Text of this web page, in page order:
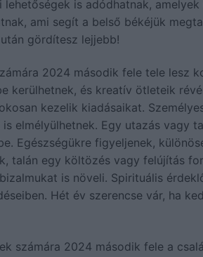
is adódhatnak,
ami segít a belső békéjük
gördítesz lejjebb!
2024 második fele tele lesz
kerülhetnek, és kreatív ötleteik
kezelik kiadásaikat.
elmélyülhetnek. Egy utazás vagy
Egészségükre figyeljenek,
talán egy költözés vagy felújítás
is növeli. Spirituális
Hét év szerencse vár, ha
számára 2024 második fele a